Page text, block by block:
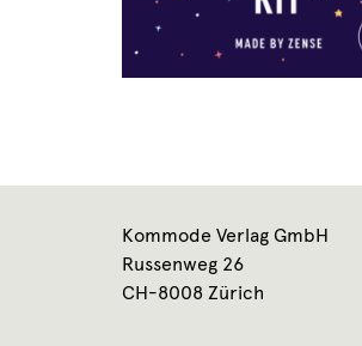
Kommode Verlag GmbH
Russenweg 26
CH-8008 Zürich